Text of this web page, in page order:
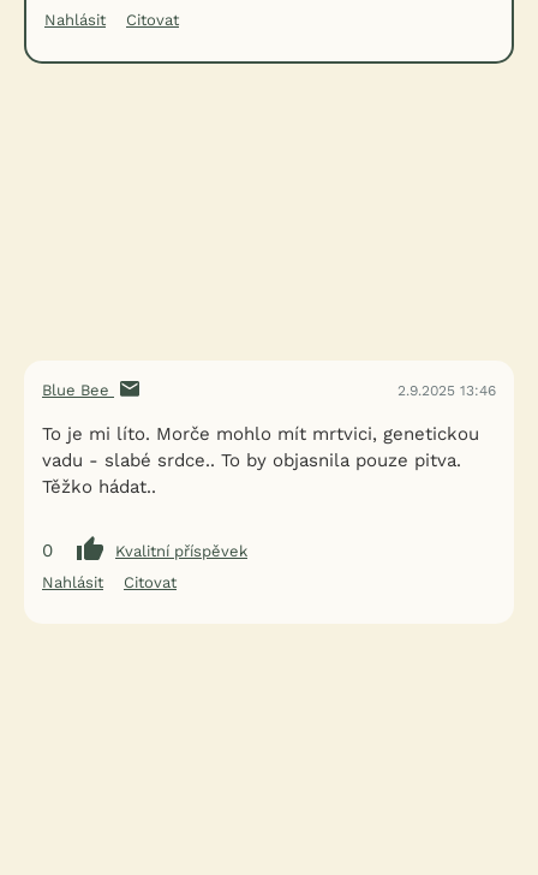
Nahlásit
Citovat
Blue Bee 2.9.2025 13:46
To je mi líto. Morče mohlo mít mrtvici, genetickou
vadu - slabé srdce.. To by objasnila pouze pitva.
Těžko hádat..
0
Kvalitní příspěvek
Nahlásit
Citovat